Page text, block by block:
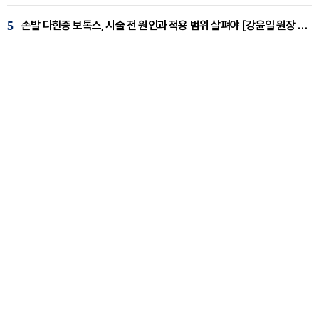
5 손발 다한증 보톡스, 시술 전 원인과 적용 범위 살펴야 [강윤일 원장 칼럼]